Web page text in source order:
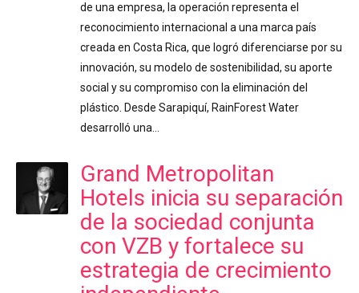
de una empresa, la operación representa el
reconocimiento internacional a una marca país
creada en Costa Rica, que logró diferenciarse por su
innovación, su modelo de sostenibilidad, su aporte
social y su compromiso con la eliminación del
plástico. Desde Sarapiquí, RainForest Water
desarrolló una…
Grand Metropolitan
Hotels inicia su separación
de la sociedad conjunta
con VZB y fortalece su
estrategia de crecimiento